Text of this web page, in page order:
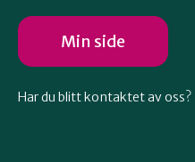
Min side
Har du blitt kontaktet av oss?